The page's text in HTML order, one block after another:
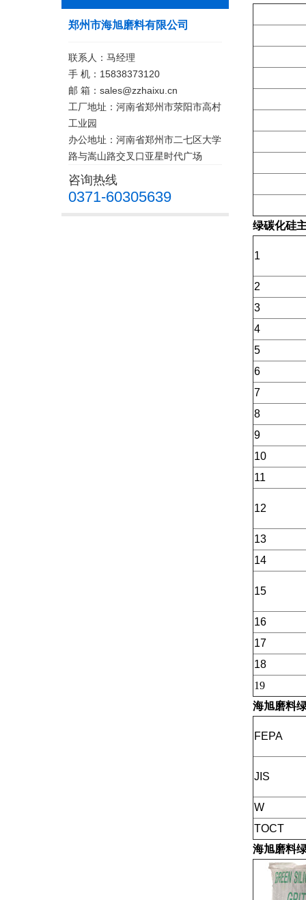
郑州市海旭磨料有限公司
联系人：马经理
手 机：15838373120
邮 箱：sales@zzhaixu.cn
工厂地址：河南省郑州市荥阳市高村
工业园
办公地址：河南省郑州市二七区大学
路与嵩山路交叉口亚星时代广场
咨询热线
0371-60305639
绿碳化硅
1
2
3
4
5
6
7
8
9
10
11
12
13
14
15
16
17
18
19
海旭磨料
FEPA
JIS
W
TOCT
海旭磨料